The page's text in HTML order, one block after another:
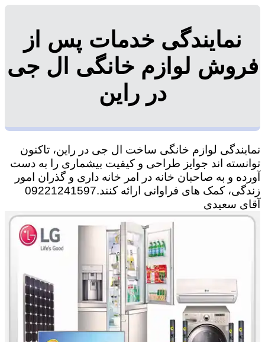
نمایندگی خدمات پس از
فروش لوازم خانگی ال جی
در راین
نمایندگی لوازم خانگی ساخت ال جی در راین، تاکنون
توانسته اند جوایز طراحی و کیفیت بیشماری را به دست
آورده و به صاحبان خانه در امر خانه داری و گذران امور
زندگی، کمک های فراوانی ارائه کنند.09221241597
آقای سعیدی